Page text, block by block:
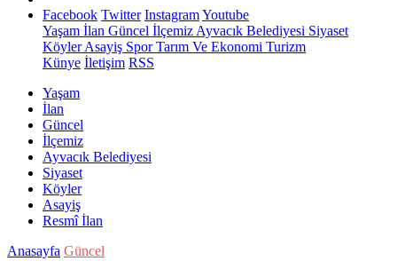
Facebook Twitter InstagramYoutube
Yaşam İlan Güncel İlçemiz Ayvacık Belediyesi Siyaset
KöylerAsayiş SporTarım Ve Ekonomi Turizm
Künye İletişim RSS
Yaşam
İlan
Güncel
İlçemiz
Ayvacık Belediyesi
Siyaset
Köyler
Asayiş
Resmî İlan
Anasayfa Güncel